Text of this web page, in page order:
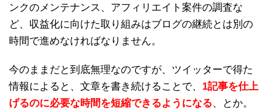
ンクのメンテナンス、アフィリエイト案件の調査な
ど、収益化に向けた取り組みはブログの継続とは別の
時間で進めなければなりません。
今のままだと到底無理なのですが、ツイッターで得た
情報によると、文章を書き続けることで、 1記事を仕上
げるのに必要な時間を短縮できるようになる、とか。